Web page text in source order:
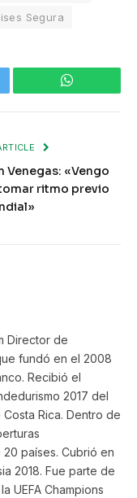
Segura
WhatsApp
Venegas: «Vengo
ritmo previo
Director de
fundó en el 2008
Recibió el
2017 del
Rica. Dentro de
países. Cubrió en
2018. Fue parte de
UEFA Champions